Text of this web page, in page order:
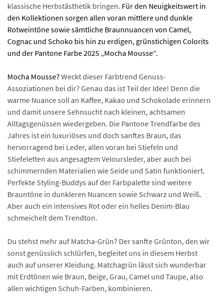
klassische Herbstästhetik bringen. Für den Neuigkeitswert in
den Kollektionen sorgen allen voran mittlere und dunkle
Rotweintöne sowie sämtliche Braunnuancen von Camel,
Cognac und Schoko bis hin zu erdigen, grünstichigen Colorits
und der Pantone Farbe 2025 „Mocha Mousse“.
Mocha Mousse? Weckt dieser Farbtrend Genuss-
Assoziationen bei dir? Genau das ist Teil der Idee! Denn die
warme Nuance soll an Kaffee, Kakao und Schokolade erinnern
und damit unsere Sehnsucht nach kleinen, achtsamen
Alltagsgenüssen wiedergeben. Die Pantone Trendfarbe des
Jahres ist ein luxuriöses und doch sanftes Braun, das
hervorragend bei Leder, allen voran bei Stiefeln und
Stiefeletten aus angesagtem Veloursleder, aber auch bei
schimmernden Materialien wie Seide und Satin funktioniert.
Perfekte Styling-Buddys auf der Farbpalette sind weitere
Brauntöne in dunkleren Nuancen sowie Schwarz und Weiß.
Aber auch ein intensives Rot oder ein helles Denim-Blau
schmeichelt dem Trendton.
Du stehst mehr auf Matcha-Grün? Der sanfte Grünton, den wir
sonst genüsslich schlürfen, begleitet uns in diesem Herbst
auch auf unserer Kleidung. Matchagrün lässt sich wunderbar
mit Erdtönen wie Braun, Beige, Grau, Camel und Taupe, also
allen wichtigen Schuh-Farben, kombinieren.